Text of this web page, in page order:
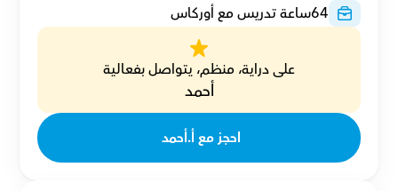
64ساعة تدريس مع أوركاس
على دراية، منظم، يتواصل بفعالية
أحمد
احجز مع أ.أحمد